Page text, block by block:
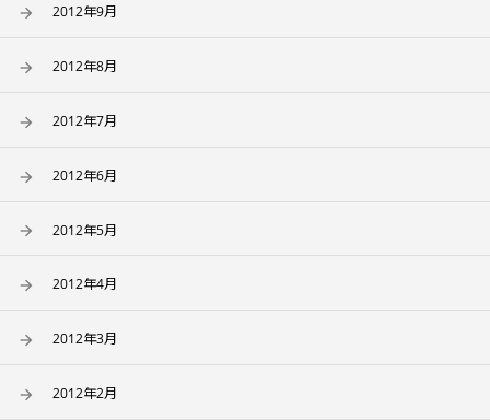
2012年9月
2012年8月
2012年7月
2012年6月
2012年5月
2012年4月
2012年3月
2012年2月